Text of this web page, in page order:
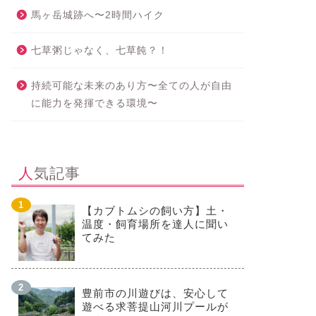
馬ヶ岳城跡へ〜2時間ハイク
七草粥じゃなく、七草飩？！
持続可能な未来のあり方〜全ての人が自由
に能力を発揮できる環境〜
人気記事
【カブトムシの飼い方】土・
温度・飼育場所を達人に聞い
てみた
豊前市の川遊びは、安心して
遊べる求菩提山河川プールが